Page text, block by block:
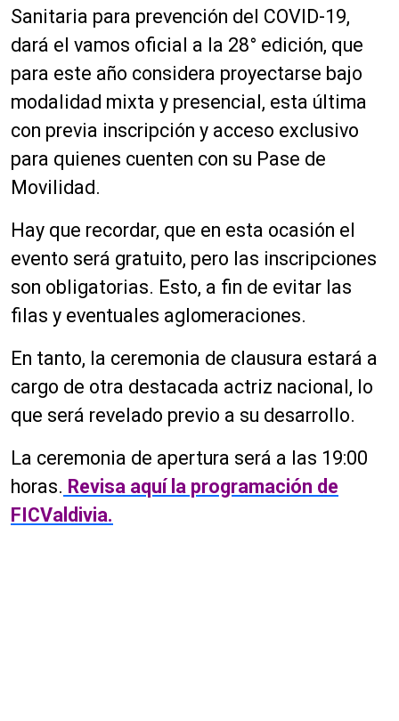
Sanitaria para prevención del COVID-19,
dará el vamos oficial a la 28° edición, que
para este año considera proyectarse bajo
modalidad mixta y presencial, esta última
con previa inscripción y acceso exclusivo
para quienes cuenten con su Pase de
Movilidad.
Hay que recordar, que en esta ocasión el
evento será gratuito, pero las inscripciones
son obligatorias. Esto, a fin de evitar las
filas y eventuales aglomeraciones.
En tanto, la ceremonia de clausura estará a
cargo de otra destacada actriz nacional, lo
que será revelado previo a su desarrollo.
La ceremonia de apertura será a las 19:00
horas. Revisa aquí la programación de
FICValdivia.